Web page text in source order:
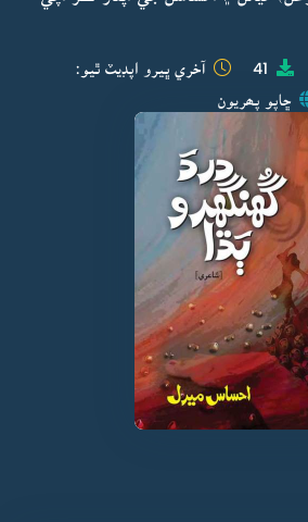
41 آخري ڀيرو اپڊيٽ ٿيو:
ڇاپو پھريون